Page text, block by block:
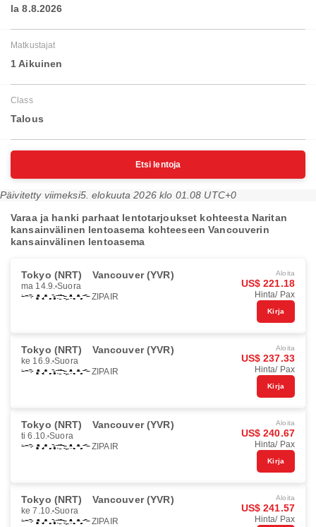
la 8.8.2026
Matkustajat
1 Aikuinen
Class
Talous
Etsi lentoja
Päivitetty viimeksi5. elokuuta 2026 klo 01.08 UTC+0
Varaa ja hanki parhaat lentotarjoukset kohteesta Naritan
kansainvälinen lentoasema kohteeseen Vancouverin
kansainvälinen lentoasema
Tokyo (NRT) Vancouver (YVR)
ma 14.9. Suora
ZIPAIR
Aloita
US$ 221.18
Hinta/ Pax
Kirja
Tokyo (NRT) Vancouver (YVR)
ke 16.9. Suora
ZIPAIR
Aloita
US$ 237.33
Hinta/ Pax
Kirja
Tokyo (NRT) Vancouver (YVR)
ti 6.10. Suora
ZIPAIR
Aloita
US$ 240.67
Hinta/ Pax
Kirja
Tokyo (NRT) Vancouver (YVR)
ke 7.10. Suora
ZIPAIR
Aloita
US$ 241.57
Hinta/ Pax